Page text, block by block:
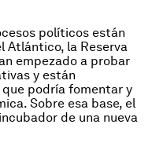
políticos están
Atlántico, la Reserva
empezado a probar
y están
podría fomentar y
Sobre esa base, el
de una nueva